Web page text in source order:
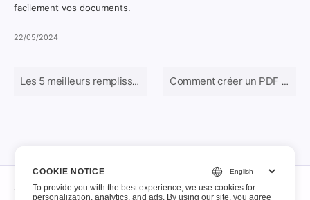
facilement vos documents.
22/05/2024
Les 5 meilleurs remplisseurs de formulaires PDF en ligne gratuits en 2024 Comment créer un PDF remplissable
À propos
COOKIE NOTICE
To provide you with the best experience, we use cookies for
personalization, analytics, and ads. By using our site, you agree